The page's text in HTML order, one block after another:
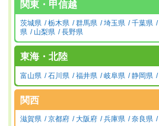
関東・甲信越
茨城県 栃木県 群馬県 埼玉県 千葉県
県
山梨県 長野県
東海・北陸
富山県 石川県 福井県 岐阜県 静岡県
関西
滋賀県 京都府 大阪府 兵庫県 奈良県